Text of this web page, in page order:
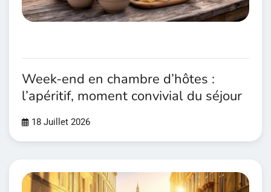
Week-end en chambre d’hôtes :
l’apéritif, moment convivial du séjour
18 Juillet 2026